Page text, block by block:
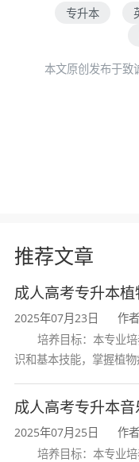
专升本
本文原创发布于致
推荐文章
成人高考专升本
2025年07月23日
作
培养目标：本专业
识和基本技能，掌握植
生产、植物检疫、农药研
成人高考专升本
2025年07月25日
作
培养目标：本专业